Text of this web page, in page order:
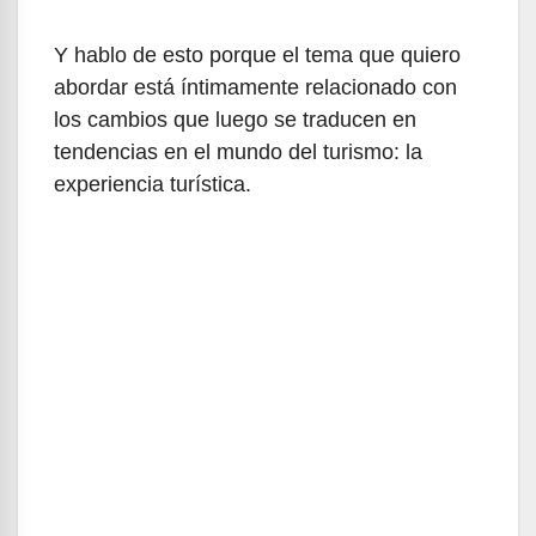
Y hablo de esto porque el tema que quiero
abordar está íntimamente relacionado con
los cambios que luego se traducen en
tendencias en el mundo del turismo: la
experiencia turística.